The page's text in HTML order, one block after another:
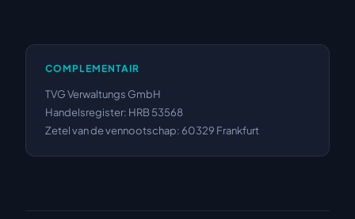
COMPLEMENTAIR
TVG Verwaltungs GmbH
Handelsregister: HRB 53568
Zetel van de vennootschap: 60329 Frankfurt